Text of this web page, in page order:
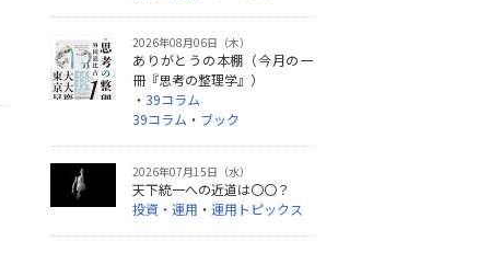
2026年08月06日（木）
ありがとうの本棚（今月の一
冊『思考の整理学』）
・ 39コラム
39コラム ・ ブック
2026年07月15日（水）
天下統一への近道は〇〇？
投資・運用 ・ 運用トピックス